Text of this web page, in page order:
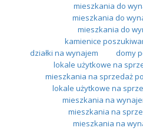
mieszkania do
mieszkania do
mieszkania do
kamienice
działki na wynajem
domy
lokale użytkowe na
mieszkania na sprzedaż
lokale użytkowe na
mieszkania na
mieszkania na
mieszkania na